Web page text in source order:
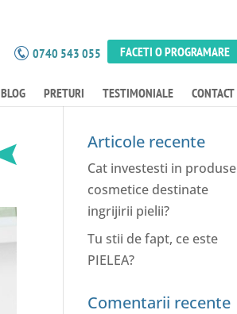
0740 543 055 FACETI O PROGRAMARE
BLOG PRETURI TESTIMONIALE CONTACT
Articole recente
Cat investesti in produse
cosmetice destinate
ingrijirii pielii?
Tu stii de fapt, ce este
PIELEA?
Comentarii recente